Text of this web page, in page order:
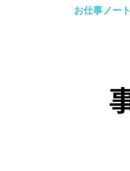
お仕事ノート